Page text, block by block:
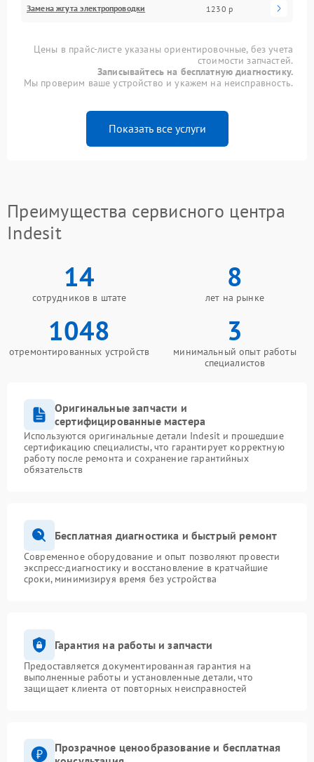
Замена жгута электропроводки 1230 р
Цены в прайс-листе указаны ориентировочные, без учета
стоимости запчастей.
Записывайтесь на бесплатную диагностику.
Мы проверим ваше устройство и укажем на неисправность.
Показать все услуги
Преимущества сервисного центра
Indesit
14
сотрудников в штате
8
лет на рынке
1048
отремонтированных устройств
3
минимальный опыт работы
специалистов
Оригинальные запчасти и
сертифицированные мастера
Используются оригинальные детали Indesit и прошедшие
сертификацию специалисты, что гарантирует корректную
работу после ремонта и сохранение гарантийных
обязательств
Бесплатная диагностика и быстрый ремонт
Современное оборудование и опыт позволяют провести
экспресс-диагностику и восстановление в кратчайшие
сроки, минимизируя время без устройства
Гарантия на работы и запчасти
Предоставляется документированная гарантия на
выполненные работы и установленные детали, что
защищает клиента от повторных неисправностей
Прозрачное ценообразование и бесплатная